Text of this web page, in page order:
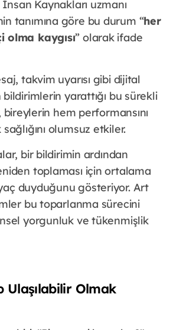
Kaynakları uzmanı
tanımına göre bu durum “her
olma kaygısı” olarak ifade
takvim uyarısı gibi dijital
yarattığı bu sürekli
bireylerin hem performansını
olumsuz etkiler.
bir bildirimin ardından
toplaması için ortalama
duyduğunu gösteriyor. Art
bu toparlanma sürecini
yorgunluk ve tükenmişlik
Ulaşılabilir Olmak